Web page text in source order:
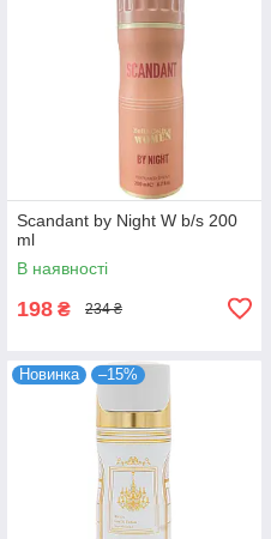
Scandant by Night W b/s 200
ml
В наявності
198 ₴ 234 ₴
Новинка –15%